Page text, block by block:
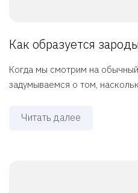
Как образуется
Когда мы смотрим на
задумываемся о том,
Читать далее